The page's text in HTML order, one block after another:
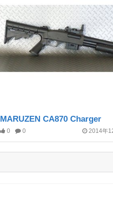
MARUZEN CA870 Charger
0 0 2014年